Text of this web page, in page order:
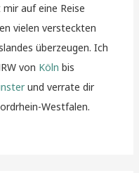
auf eine Reise
vielen versteckten
überzeugen. Ich
von Köln bis
und verrate dir
Westfalen.